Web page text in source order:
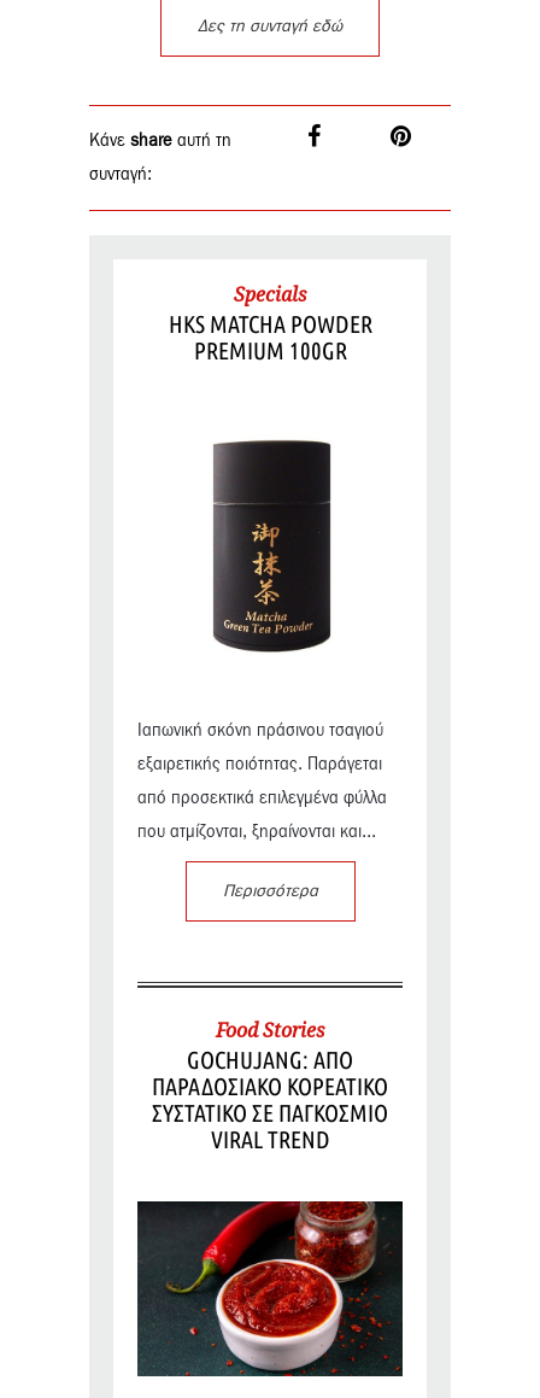
Δες τη συνταγή εδώ
Κάνε share αυτή τη
συνταγή:
Specials
HKS MATCHA POWDER
PREMIUM 100GR
Ιαπωνική σκόνη πράσινου τσαγιού
εξαιρετικής ποιότητας. Παράγεται
από προσεκτικά επιλεγμένα φύλλα
που ατμίζονται, ξηραίνονται και...
Περισσότερα
Food Stories
GOCHUJANG: ΑΠΟ
ΠΑΡΑΔΟΣΙΑΚΟ ΚΟΡΕΑΤΙΚΟ
ΣΥΣΤΑΤΙΚΟ ΣΕ ΠΑΓΚΟΣΜΙΟ
VIRAL TREND